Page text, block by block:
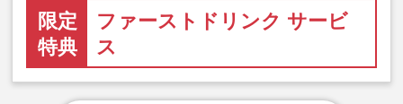
限定
特典
ファーストドリンク サービ
ス